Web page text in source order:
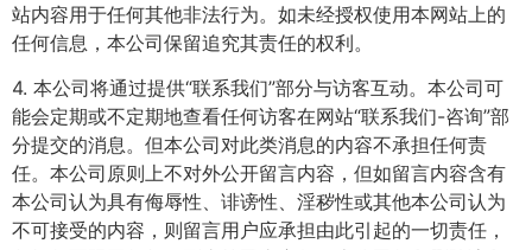
站内容用于任何其他非法行为。如未经授权使用本网站上的
任何信息，本公司保留追究其责任的权利。
4. 本公司将通过提供“联系我们”部分与访客互动。本公司可
能会定期或不定期地查看任何访客在网站“联系我们-咨询”部
分提交的消息。但本公司对此类消息的内容不承担任何责
任。本公司原则上不对外公开留言内容，但如留言内容含有
本公司认为具有侮辱性、诽谤性、淫秽性或其他本公司认为
不可接受的内容，则留言用户应承担由此引起的一切责任，